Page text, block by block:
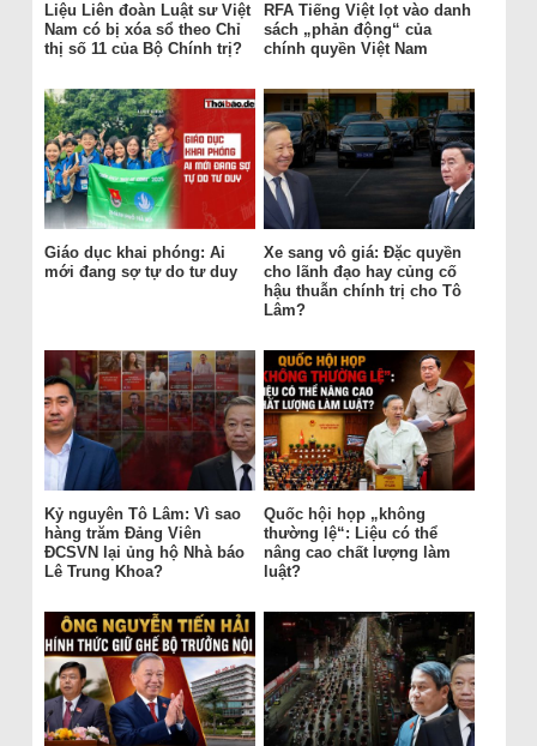
Liệu Liên đoàn Luật sư Việt
Nam có bị xóa sổ theo Chỉ
thị số 11 của Bộ Chính trị?
RFA Tiếng Việt lọt vào danh
sách „phản động“ của
chính quyền Việt Nam
Giáo dục khai phóng: Ai
mới đang sợ tự do tư duy
Xe sang vô giá: Đặc quyền
cho lãnh đạo hay củng cố
hậu thuẫn chính trị cho Tô
Lâm?
Kỷ nguyên Tô Lâm: Vì sao
hàng trăm Đảng Viên
ĐCSVN lại ủng hộ Nhà báo
Lê Trung Khoa?
Quốc hội họp „không
thường lệ“: Liệu có thể
nâng cao chất lượng làm
luật?